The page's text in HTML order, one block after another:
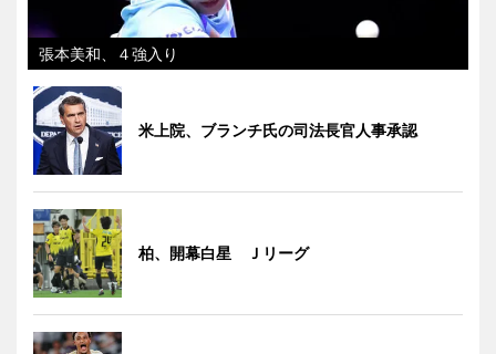
張本美和、４強入り
米上院、ブランチ氏の司法長官人事承認
柏、開幕白星 Ｊリーグ